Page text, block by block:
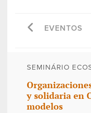
EVENTOS
SEMINÁRIO
y solidaria en
modelos